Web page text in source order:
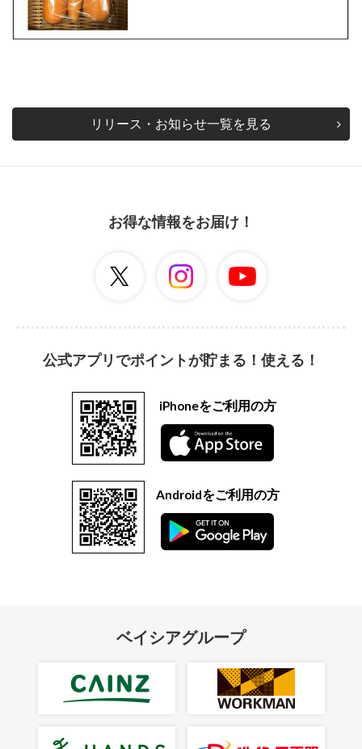
リリース・お知らせ一覧を見る
お得な情報をお届け！
公式アプリでポイントが貯まる！使える！
iPhoneをご利用の方
Androidをご利用の方
ベイシアグループ